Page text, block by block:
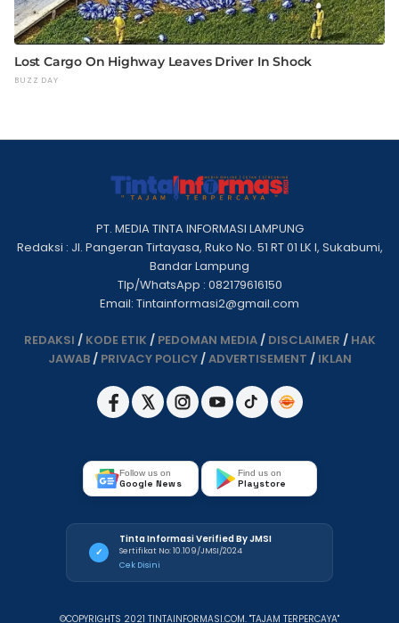
PT. MEDIA TINTA INFORMASI LAMPUNG
Redaksi : Jl. Pangeran Tirtayasa, Ruko No. 51 RT 01 LK I, Sukabumi,
Bandar Lampung
Tlp/WhatsApp : 082179616150
Email: Tintainformasi2@gmail.com
REDAKSI / KODE ETIK / PEDOMAN MEDIA/ DISCLAIMER / HAK
JAWAB/ PRIVACY POLICY/ADVERTISEMENT / IKLAN
Follow us on
Google News
Find us on
Playstore
✓
Tinta Informasi Verified By JMSI
Sertifikat No: 10.109/JMSI/2024
Cek Disini
©COPYRIGHTS 2021 TINTAINFORMASI.COM. "TAJAM TERPERCAYA"